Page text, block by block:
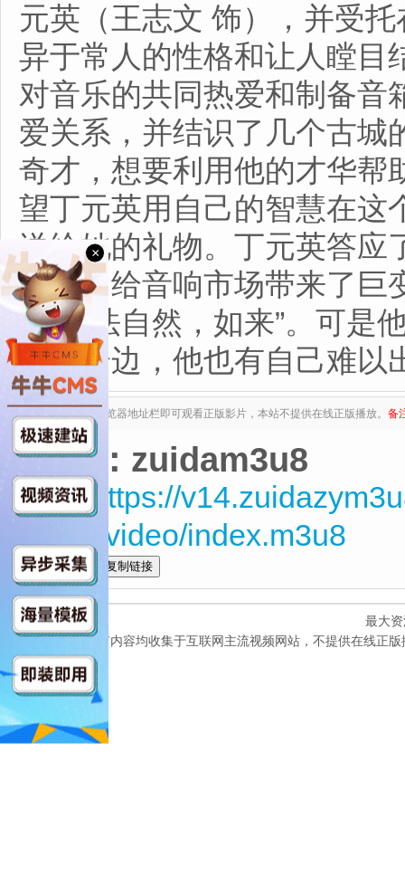
元英（王志文 饰），并受
异于常人的性格和让人瞠目
对音乐的共同热爱和制备音
爱关系，并结识了几个古城
奇才，想要利用他的才华帮
望丁元英用自己的智慧在这
送给她的礼物。丁元英答应
江湖，给音响市场带来了巨
的“道法自然，如来”。可是
不在身边，他也有自己难以
复制下列地址至浏览器地址栏即可观看正版影片，本站不提供在线正版播放。 备
来源：zuidam3u8
HD$https://
6h27/video/index.m3u8
全选
最大
本网站所有内容均收集于互联网主流视频网站，不提供在线正
×